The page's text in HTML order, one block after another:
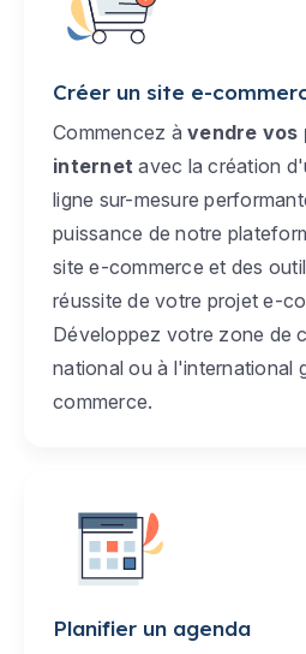
Créer un site e-
Commencez à vendre vos
internet avec la création
ligne sur-mesure
puissance de notre
site e-commerce et des
réussite de votre projet e-
Développez votre zone de
national ou à l'international
commerce.
Planifier un agenda